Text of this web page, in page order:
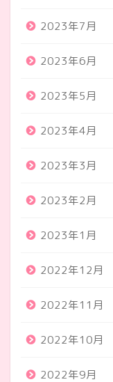
2023年7月
2023年6月
2023年5月
2023年4月
2023年3月
2023年2月
2023年1月
2022年12月
2022年11月
2022年10月
2022年9月